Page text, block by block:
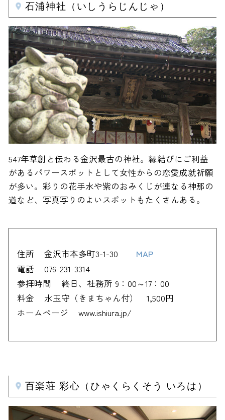
石浦神社（いしうらじんじゃ）
547年草創と伝わる金沢最古の神社。縁結びにご利益
があるパワースポットとして女性からの恋愛成就祈願
が多い。彩りの花手水や紫のおみくじが連なる神那の
道など、写真写りのよいスポットもたくさんある。
住所 金沢市本多町3-1-30
MAP
電話
076-231-3314
参拝時間
終日、社務所 9：00～17：00
料金
水玉守（きまちゃん付） 1,500円
ホームページ
www.ishiura.jp/
百楽荘 彩心（ひゃくらくそう いろは）